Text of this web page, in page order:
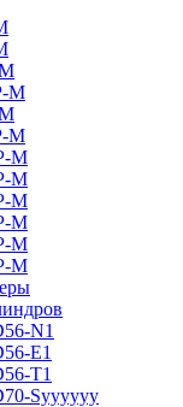
M
M
M
M
M
M
M
M
N1
E1
T1
Syyyyyy